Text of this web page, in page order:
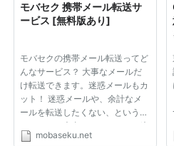
モバセク 携帯メール転送サ
ービス [無料版あり]
モバセクの携帯メール転送ってど
んなサービス？ 大事なメールだ
け転送できます。迷惑メールもカ
ット！ 迷惑メールや、余計なメ
ールを転送したくない、という方
のために、大事なメールだけに絞
って転送するフィルタ機能が提供
mobaseku.net